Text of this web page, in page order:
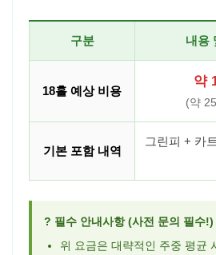
구분 내용
18홀 예상 비용
약
(약
기본 포함 내역
그린피 + 카
? 필수 안내사항 (사전 문의 필수!)
위 요금은 대략적인 주중 평균